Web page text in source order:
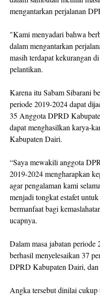
mengantarkan perjalanan
"Kami menyadari bahwa
dalam mengantarkan
masih terdapat kekurangan
pelantikan.
Karena itu Sabam Sibarani
periode 2019-2024 dapat
35 Anggota DPRD
dapat menghasilkan karya-
Kabupaten Dairi.
“Saya mewakili anggota
2019-2024 mengharapkan
agar pengalaman kami
menjadi tongkat estafet
bermanfaat bagi
ucapnya.
Dalam masa jabatan
berhasil menyelesaikan 37
DPRD Kabupaten Dairi,
Angka tersebut dinilai